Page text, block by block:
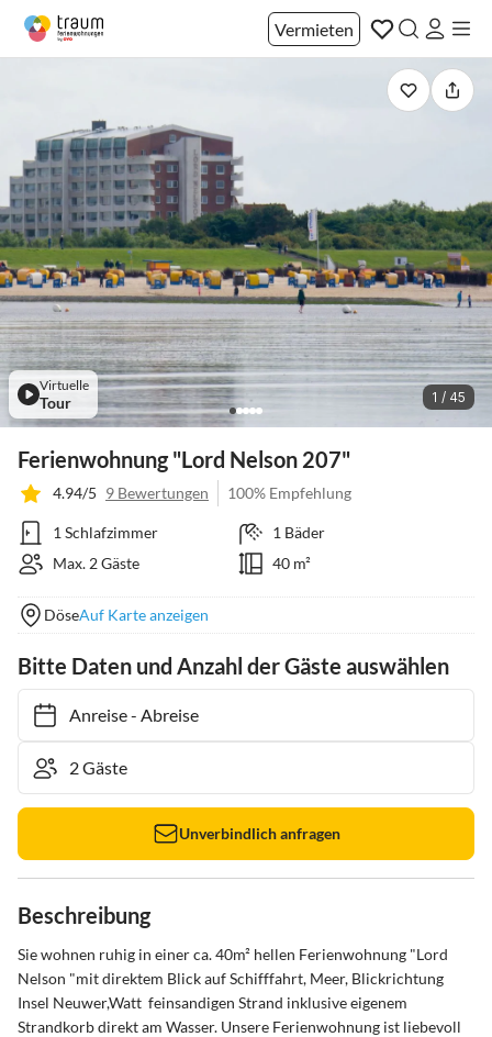
Vermieten
Virtuelle
Tour 1 / 45
Ferienwohnung "Lord Nelson 207"
4.94/5 9 Bewertungen 100% Empfehlung
1 Schlafzimmer
1 Bäder
Max. 2 Gäste
40 m²
DöseAuf Karte anzeigen
Bitte Daten und Anzahl der Gäste auswählen
Anreise- Abreise
Unverbindlich anfragen
Beschreibung
Sie wohnen ruhig in einer ca. 40m² hellen Ferienwohnung "Lord
Nelson "mit direktem Blick auf Schifffahrt, Meer, Blickrichtung
Insel Neuwer,Watt  feinsandigen Strand inklusive eigenem
Strandkorb direkt am Wasser. Unsere Ferienwohnung ist liebevoll